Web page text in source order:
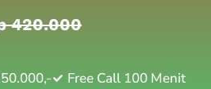
420.000
Free Call 100 Menit